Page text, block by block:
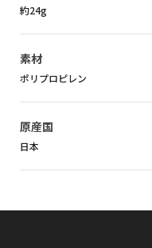
約24g
素材
ポリプロピレン
原産国
日本